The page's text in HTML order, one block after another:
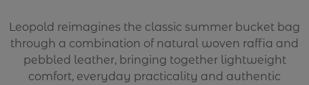
Leopold reimagines the classic summer bucket bag
through a combination of natural woven raffia and
pebbled leather, bringing together lightweight
comfort, everyday practicality and authentic